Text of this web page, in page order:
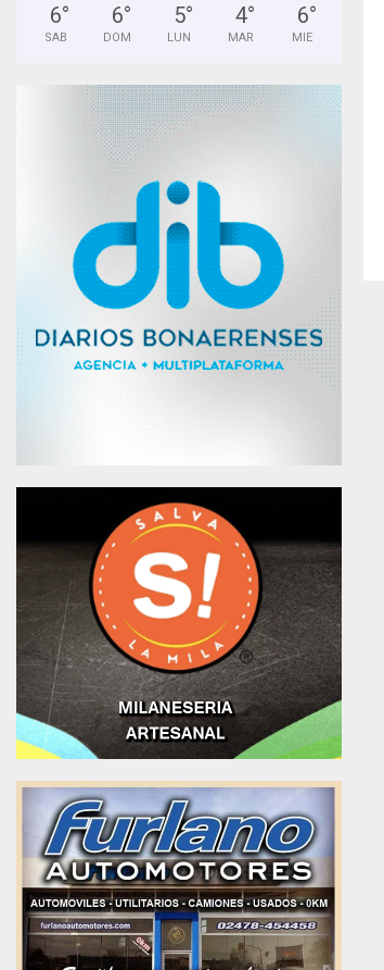
6°
SAB
6°
DOM
5°
LUN
4°
MAR
6°
MIE